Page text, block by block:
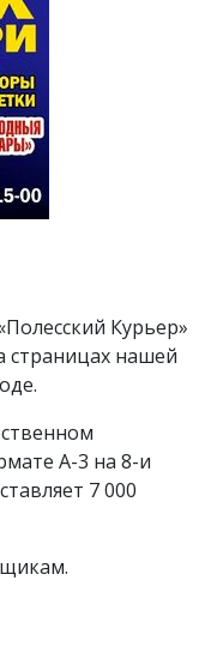
Курьер»
страницах нашей
А-3 на 8-и
7 000